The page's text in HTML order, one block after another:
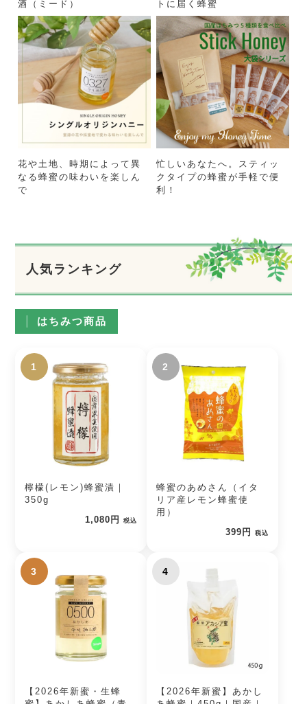
酒（ミード）
トに届く蜂蜜
花や土地、時期によって異
なる蜂蜜の味わいを楽しん
で
忙しいあなたへ。スティッ
クタイプの蜂蜜が手軽で便
利！
人気ランキング
はちみつ商品
1
檸檬(レモン)蜂蜜漬｜
350g
1,080円
税込
2
蜂蜜のあめさん（イタ
リア産レモン蜂蜜使
用）
399円
税込
3
【2026年新蜜・生蜂
4
【2026年新蜜】あかし